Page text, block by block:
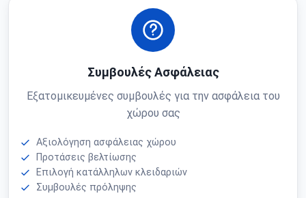
Συμβουλές Ασφάλειας
Εξατομικευμένες συμβουλές για την ασφάλεια του
χώρου σας
Αξιολόγηση ασφάλειας χώρου
Προτάσεις βελτίωσης
Επιλογή κατάλληλων κλειδαριών
Συμβουλές πρόληψης